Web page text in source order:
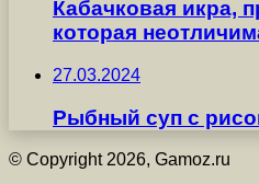
Кабачковая икра,
которая
27.03.2024
Рыбный суп с
© Copyright 2026, Gamoz.ru